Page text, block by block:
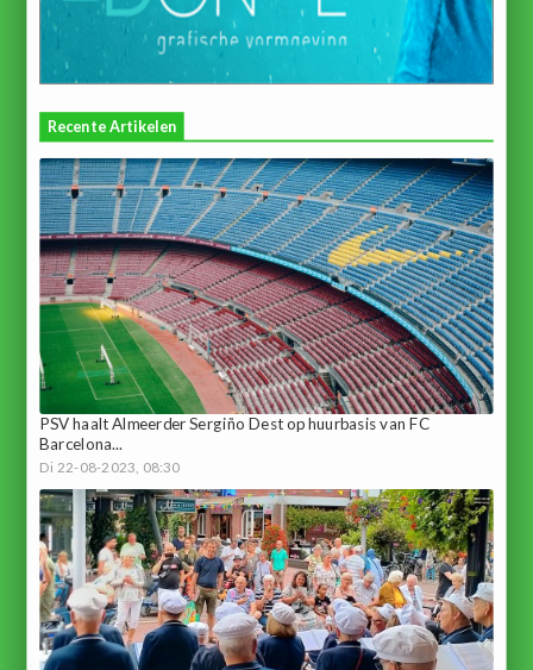
Recente Artikelen
PSV haalt Almeerder Sergiño Dest op huurbasis van FC
Barcelona...
Di 22-08-2023, 08:30